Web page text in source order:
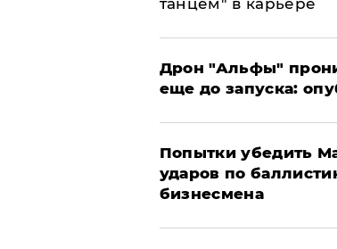
Дрон "Альфы"
еще до запуска:
Попытки убедить
ударов по
бизнесмена